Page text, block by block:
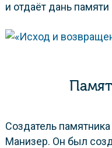
и отдаёт дань
Создатель
Манизер. Он был